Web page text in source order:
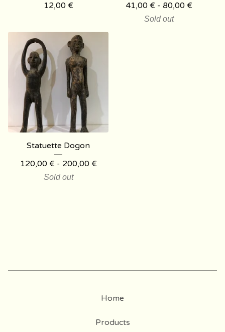
12,00 €
41,00 € - 80,00 €
Sold out
Statuette Dogon
120,00 € - 200,00 €
Sold out
Home
Products